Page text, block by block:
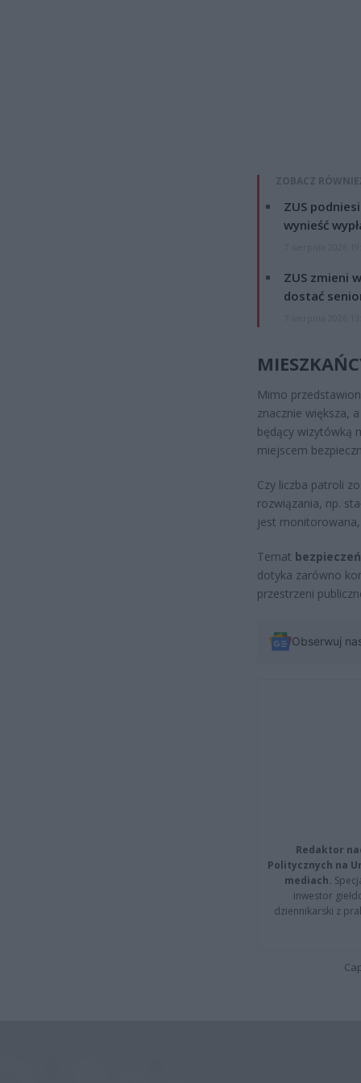
ZOBACZ
ZUS
wynieść
ZUS zmieni
dostać
Mimo
znacznie większa,
będący wizytówką
miejscem
Czy liczba patroli
rozwiązania, np.
jest
Temat
dotyka zarówno
przestrzeni
Obserwuj
Redaktor
Politycznych na
mediach.
inwestor
dziennikarski z